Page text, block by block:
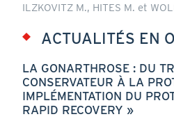
ILZKOVITZ M., HITES M. et
ACTUALITÉS EN
LA GONARTHROSE : DU
CONSERVATEUR À LA
IMPLÉMENTATION DU
RAPID RECOVERY »